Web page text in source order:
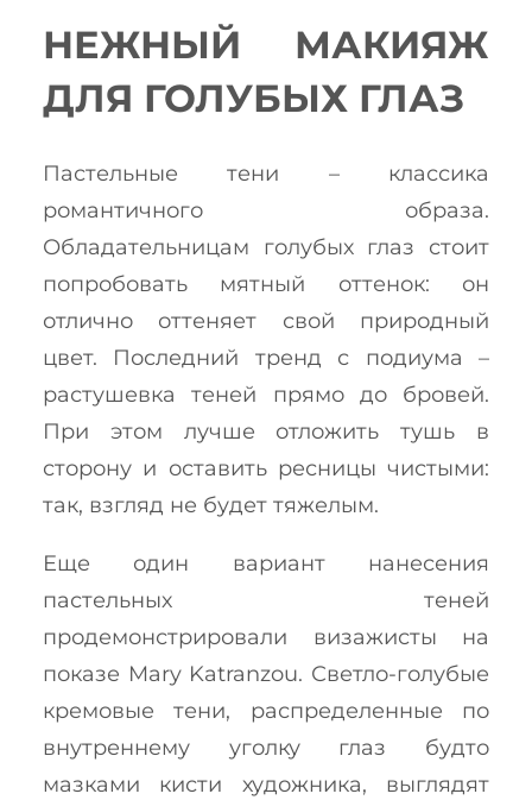
НЕЖНЫЙ МАКИЯЖ
ДЛЯ ГОЛУБЫХ ГЛАЗ
Пастельные тени – классика
романтичного образа.
Обладательницам голубых глаз стоит
попробовать мятный оттенок: он
отлично оттеняет свой природный
цвет. Последний тренд с подиума –
растушевка теней прямо до бровей.
При этом лучше отложить тушь в
сторону и оставить ресницы чистыми:
так, взгляд не будет тяжелым.
Еще один вариант нанесения
пастельных теней
продемонстрировали визажисты на
показе Mary Katranzou. Светло-голубые
кремовые тени, распределенные по
внутреннему уголку глаз будто
мазками кисти художника, выглядят